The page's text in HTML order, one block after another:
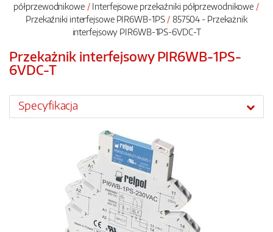
półprzewodnikowe
Interfejsowe przekaźniki półprzewodnikowe
Przekaźniki interfejsowe PIR6WB-1PS
857504 - Przekażnik
interfejsowy PIR6WB-1PS-6VDC-T
Przekażnik interfejsowy PIR6WB-1PS-
6VDC-T
Specyfikacja